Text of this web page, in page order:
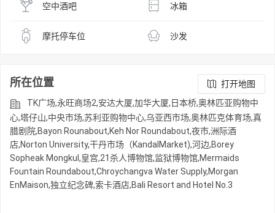
空中酒吧 冰箱
摩托停车位 沙发
所在位置
打开地图
TK广场,永旺商场2,安达大厦,加华大厦,日本桥,奥林匹亚购物中
心,塔仔山,中央市场,苏利亚购物中心,乌亚西市场,奥林匹克体育场,真
腊剧院,Bayon Rounabout,Keh Nor Roundabout,夜市,洲际酒
店,Norton University,干丹市场（KandalMarket),河边,Borey
Sopheak Mongkul,皇宫,21杀人博物馆,监狱博物馆,Mermaids
Fountain Roundabout,Chroychangva Water Supply,Morgan
EnMaison,独立纪念碑,索卡酒店,Bali Resort and Hotel No.3